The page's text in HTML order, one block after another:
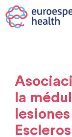
la